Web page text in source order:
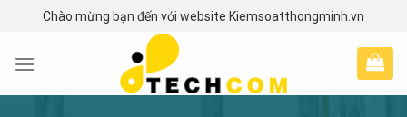
content
Chào mừng bạn đến với website Kiemsoatthongminh.vn